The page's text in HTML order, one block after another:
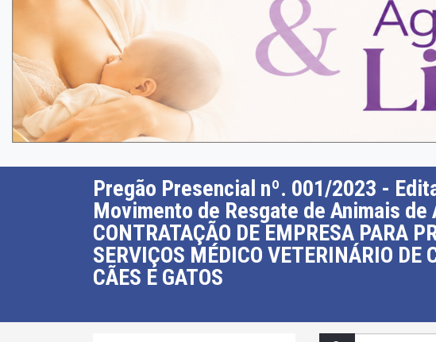
Pregão Presencial nº. 001/2023 -
Movimento de Resgate de Animais de
CONTRATAÇÃO DE EMPRESA PARA
SERVIÇOS MÉDICO VETERINÁRIO DE
CÃES E GATOS